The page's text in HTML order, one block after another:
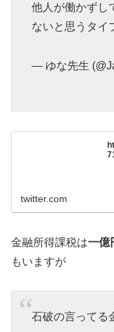
他人が働かずし
ないと思うタイ
— ゆな先生
twitter.com
金融所得課税は一億
もいますが
石破の言ってる